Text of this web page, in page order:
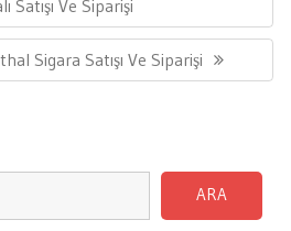
Satışı Ve Siparişi
Sigara Satışı Ve Siparişi
ARA